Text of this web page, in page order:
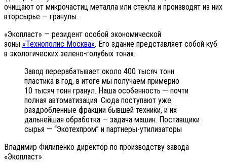
очищают от микрочастиц металла или стекла и производят из них
вторсырье — гранулы.
«Экопласт» — резидент особой экономической
зоны «Технополис Москва». Его здание представляет собой куб
в экологических зелено-голубых тонах.
Завод перерабатывает около 400 тысяч тонн
пластика в год, в итоге мы получаем примерно
10 тысяч тонн гранул. Наша особенность — почти
полная автоматизация. Сюда поступают уже
раздробленные фракции бывшей техники, и их
дальнейшая обработка — задача машин. Поставщики
сырья — “Экотехпром” и партнеры-утилизаторы
Владимир Филипенко директор по производству завода
«Экопласт»